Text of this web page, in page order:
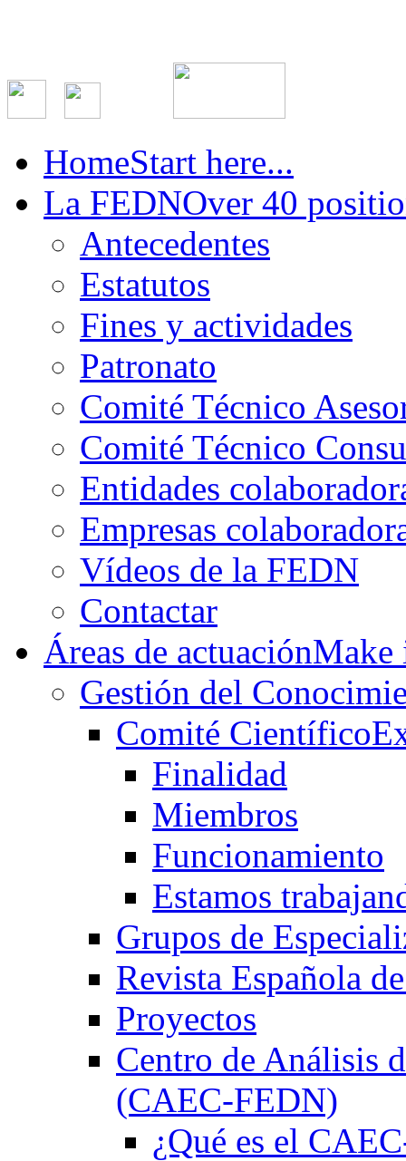
HomeStart here...
La FEDNOver 40
Antecedentes
Estatutos
Fines y actividades
Patronato
Comité Técnico
Comité Técnico
Entidades
Empresas
Vídeos de la FEDN
Contactar
Áreas de actuación
Gestión del
Comité Científico
Finalidad
Miembros
Funcionamiento
Estamos
Grupos de
Revista Española
Proyectos
Centro de Análisis
(CAEC-FEDN)
¿Qué es el